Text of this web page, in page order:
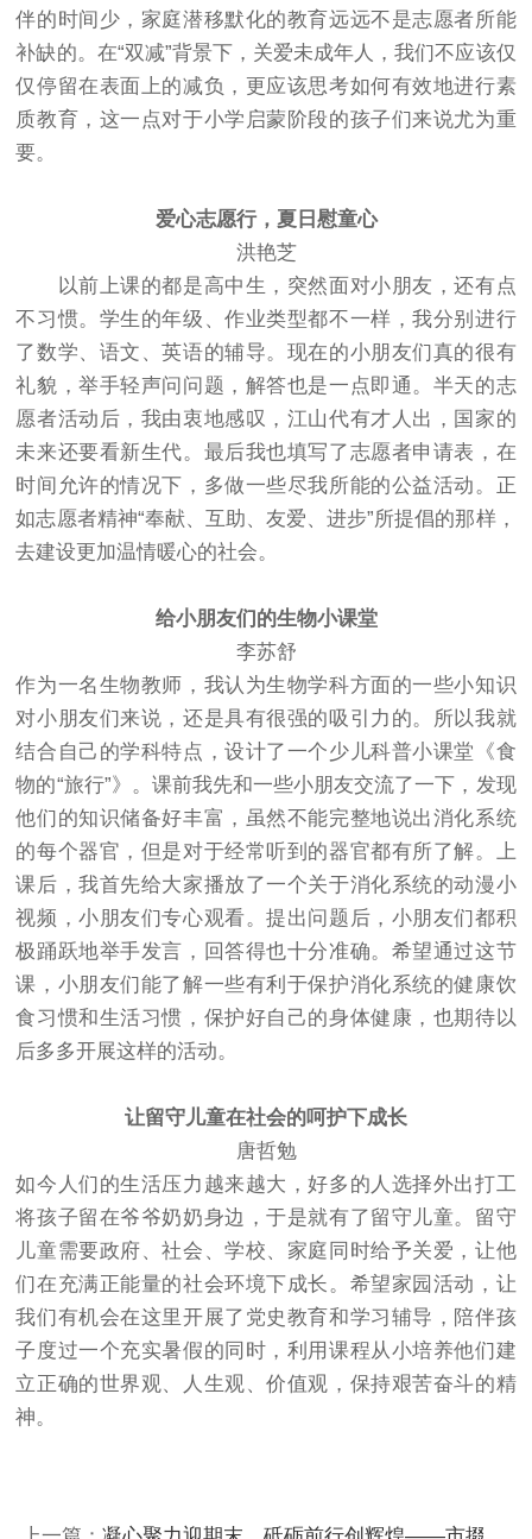
伴的时间少，家庭潜移默化的教育远远不是志愿者所能
补缺的。在“双减”背景下，关爱未成年人，我们不应该仅
仅停留在表面上的减负，更应该思考如何有效地进行素
质教育，这一点对于小学启蒙阶段的孩子们来说尤为重
要。
爱心志愿行，夏日慰童心
洪艳芝
以前上课的都是高中生，突然面对小朋友，还有点
不习惯。学生的年级、作业类型都不一样，我分别进行
了数学、语文、英语的辅导。现在的小朋友们真的很有
礼貌，举手轻声问问题，解答也是一点即通。半天的志
愿者活动后，我由衷地感叹，江山代有才人出，国家的
未来还要看新生代。最后我也填写了志愿者申请表，在
时间允许的情况下，多做一些尽我所能的公益活动。正
如志愿者精神“奉献、互助、友爱、进步”所提倡的那样，
去建设更加温情暖心的社会。
给小朋友们的生物小课堂
李苏舒
作为一名生物教师，我认为生物学科方面的一些小知识
对小朋友们来说，还是具有很强的吸引力的。所以我就
结合自己的学科特点，设计了一个少儿科普小课堂《食
物的“旅行”》。课前我先和一些小朋友交流了一下，发现
他们的知识储备好丰富，虽然不能完整地说出消化系统
的每个器官，但是对于经常听到的器官都有所了解。上
课后，我首先给大家播放了一个关于消化系统的动漫小
视频，小朋友们专心观看。提出问题后，小朋友们都积
极踊跃地举手发言，回答得也十分准确。希望通过这节
课，小朋友们能了解一些有利于保护消化系统的健康饮
食习惯和生活习惯，保护好自己的身体健康，也期待以
后多多开展这样的活动。
让留守儿童在社会的呵护下成长
唐哲勉
如今人们的生活压力越来越大，好多的人选择外出打工
将孩子留在爷爷奶奶身边，于是就有了留守儿童。留守
儿童需要政府、社会、学校、家庭同时给予关爱，让他
们在充满正能量的社会环境下成长。希望家园活动，让
我们有机会在这里开展了党史教育和学习辅导，陪伴孩
子度过一个充实暑假的同时，利用课程从小培养他们建
立正确的世界观、人生观、价值观，保持艰苦奋斗的精
神。